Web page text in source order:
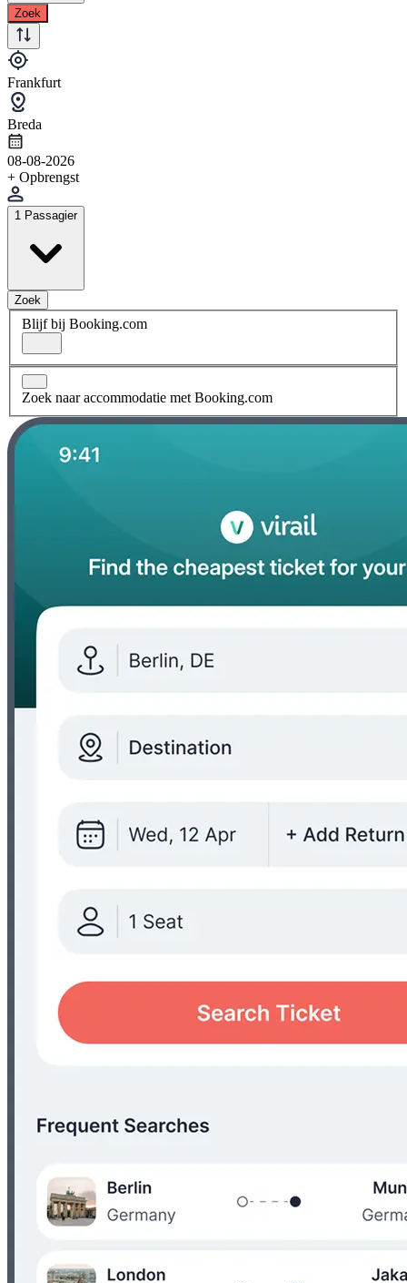
Zoek
Frankfurt
Breda
08-08-2026
+ Opbrengst
1 Passagier
Zoek
Blijf bij Booking.com
Zoek naar accommodatie met Booking.com